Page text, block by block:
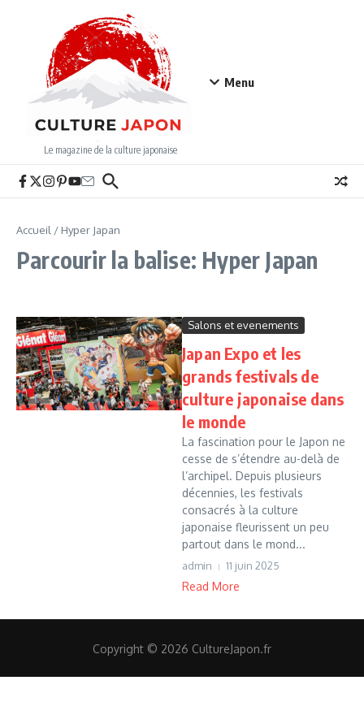
Le magazine de la culture japonaise
Menu
Accueil / Hyper Japan
Parcourir la balise: Hyper Japan
Salons et evenements
Japan Expo et les
grands festivals de
culture japonaise dans
le monde
La fascination pour le Japon ne
cesse de s’étendre au-delà de
l’archipel. Depuis plusieurs
décennies, les festivals
consacrés à la culture
japonaise fleurissent un peu
partout dans le mond...
admin 11 juin 2025
Read More